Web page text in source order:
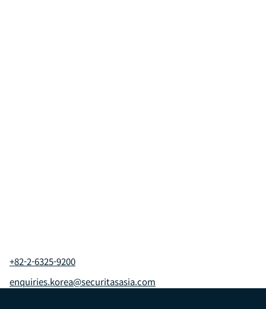
+82-2-6325-9200
enquiries.korea@securitasasia.com